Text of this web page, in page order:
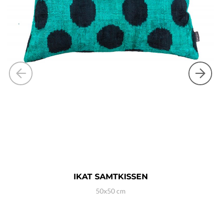
IKAT SAMTKISSEN
50x50 cm